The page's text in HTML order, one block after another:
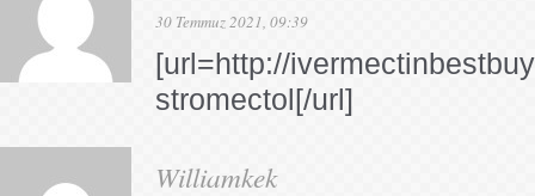
30 Temmuz 2021, 09:39
[url=http://
stromectol[/url]
Williamkek